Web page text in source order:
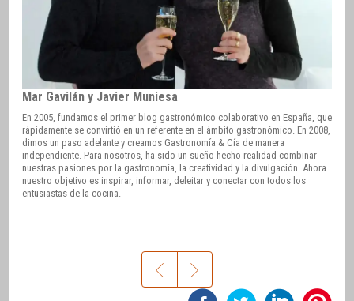
Mar Gavilán y Javier Muniesa
En 2005, fundamos el primer blog gastronómico colaborativo en España, que
rápidamente se convirtió en un referente en el ámbito gastronómico. En 2008,
dimos un paso adelante y creamos Gastronomía & Cía de manera
independiente. Para nosotros, ha sido un sueño hecho realidad combinar
nuestras pasiones por la gastronomía, la creatividad y la divulgación. Ahora
nuestro objetivo es inspirar, informar, deleitar y conectar con todos los
entusiastas de la cocina.